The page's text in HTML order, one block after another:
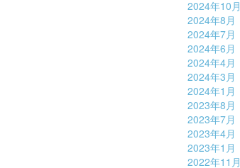
2024年10月
2024年8月
2024年7月
2024年6月
2024年4月
2024年3月
2024年1月
2023年8月
2023年7月
2023年4月
2023年1月
2022年11月